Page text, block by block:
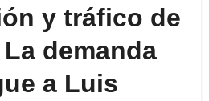
y tráfico de
demanda
a Luis